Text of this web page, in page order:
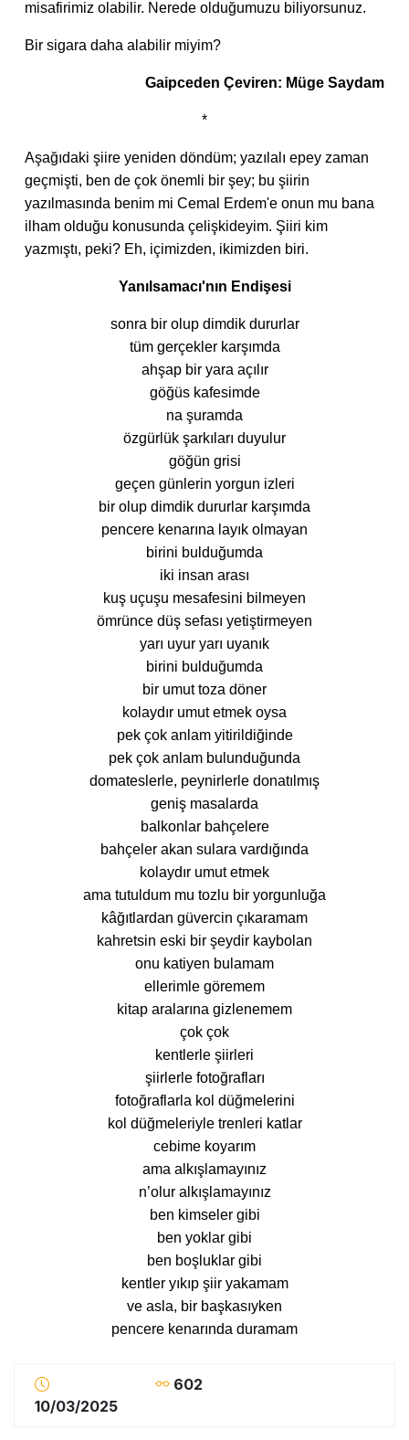
misafirimiz olabilir. Nerede olduğumuzu biliyorsunuz.
Bir sigara daha alabilir miyim?
Gaipceden Çeviren: Müge Saydam
*
Aşağıdaki şiire yeniden döndüm; yazılalı epey zaman
geçmişti, ben de çok önemli bir şey; bu şiirin
yazılmasında benim mi Cemal Erdem'e onun mu bana
ilham olduğu konusunda çelişkideyim. Şiiri kim
yazmıştı, peki? Eh, içimizden, ikimizden biri.
Yanılsamacı'nın Endişesi
sonra bir olup dimdik dururlar
tüm gerçekler karşımda
ahşap bir yara açılır
göğüs kafesimde
na şuramda
özgürlük şarkıları duyulur
göğün grisi
geçen günlerin yorgun izleri
bir olup dimdik dururlar karşımda
pencere kenarına layık olmayan
birini bulduğumda
iki insan arası
kuş uçuşu mesafesini bilmeyen
ömrünce düş sefası yetiştirmeyen
yarı uyur yarı uyanık
birini bulduğumda
bir umut toza döner
kolaydır umut etmek oysa
pek çok anlam yitirildiğinde
pek çok anlam bulunduğunda
domateslerle, peynirlerle donatılmış
geniş masalarda
balkonlar bahçelere
bahçeler akan sulara vardığında
kolaydır umut etmek
ama tutuldum mu tozlu bir yorgunluğa
kâğıtlardan güvercin çıkaramam
kahretsin eski bir şeydir kaybolan
onu katiyen bulamam
ellerimle göremem
kitap aralarına gizlenemem
çok çok
kentlerle şiirleri
şiirlerle fotoğrafları
fotoğraflarla kol düğmelerini
kol düğmeleriyle trenleri katlar
cebime koyarım
ama alkışlamayınız
n’olur alkışlamayınız
ben kimseler gibi
ben yoklar gibi
ben boşluklar gibi
kentler yıkıp şiir yakamam
ve asla, bir başkasıyken
pencere kenarında duramam
10/03/2025
602